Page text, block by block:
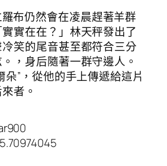
布仍然會在凌晨趕著羊群
實在在？」林天秤發出了
笑的尾音甚至都符合三分
，身后隨著一群守邊人。
朵”，從他的手上傳遞給這片
者。